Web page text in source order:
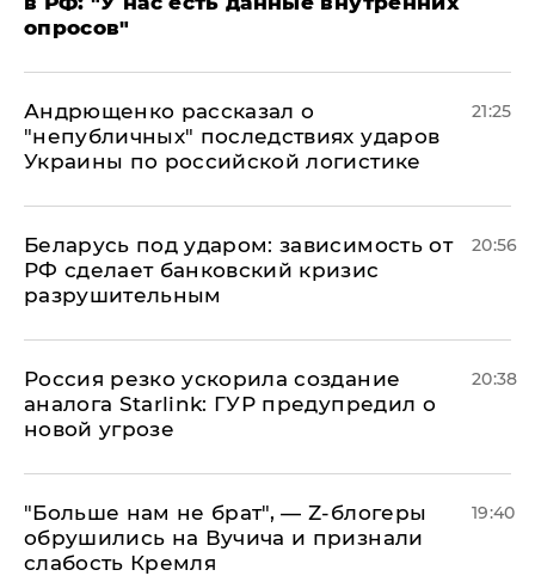
опросов"
Андрющенко рассказал о
"непубличных" последствиях ударов
Украины по российской логистике
21:25
Беларусь под ударом: зависимость от
РФ сделает банковский кризис
разрушительным
20:56
​Россия резко ускорила создание
аналога Starlink: ГУР предупредил о
новой угрозе
20:38
​"Больше нам не брат", — Z-блогеры
обрушились на Вучича и признали
слабость Кремля
19:40